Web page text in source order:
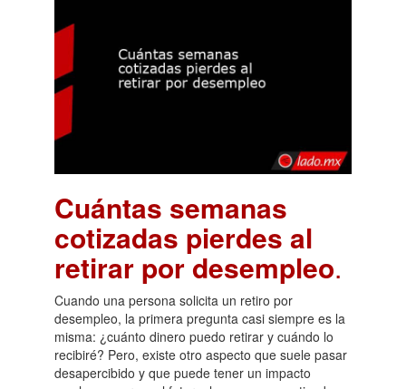
Cuántas semanas
cotizadas pierdes al
retirar por desempleo.
Cuando una persona solicita un retiro por
desempleo, la primera pregunta casi siempre es la
misma: ¿cuánto dinero puedo retirar y cuándo lo
recibiré? Pero, existe otro aspecto que suele pasar
desapercibido y que puede tener un impacto